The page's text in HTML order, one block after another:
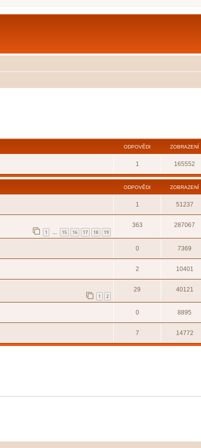
ODPOVĚDI ZOBRAZENÍ
1 165552
ODPOVĚDI ZOBRAZENÍ
1 51237
1 … 15 16 17 18 19
363 287067
0 7369
2 10401
1 2
29 40121
0 8895
7 14772